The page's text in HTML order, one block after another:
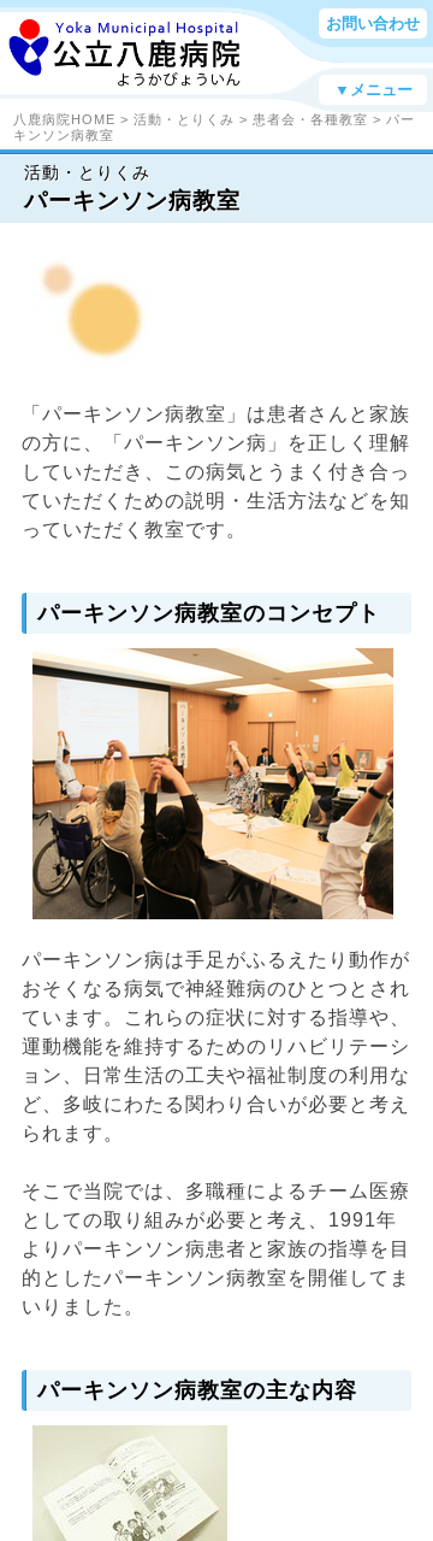
お問い合わせ
▼メニュー
八鹿病院HOME > 活動・とりくみ > 患者会・各種教室 > パー
キンソン病教室
活動・とりくみ
パーキンソン病教室
「パーキンソン病教室」は患者さんと家族
の方に、「パーキンソン病」を正しく理解
していただき、この病気とうまく付き合っ
ていただくための説明・生活方法などを知
っていただく教室です。
パーキンソン病教室のコンセプト
パーキンソン病は手足がふるえたり動作が
おそくなる病気で神経難病のひとつとされ
ています。これらの症状に対する指導や、
運動機能を維持するためのリハビリテーシ
ョン、日常生活の工夫や福祉制度の利用な
ど、多岐にわたる関わり合いが必要と考え
られます。
そこで当院では、多職種によるチーム医療
としての取り組みが必要と考え、1991年
よりパーキンソン病患者と家族の指導を目
的としたパーキンソン病教室を開催してま
いりました。
パーキンソン病教室の主な内容